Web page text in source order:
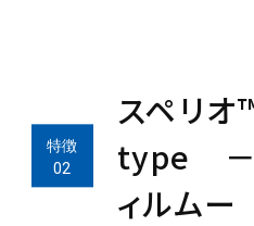
スペリ
type －
ィルムー